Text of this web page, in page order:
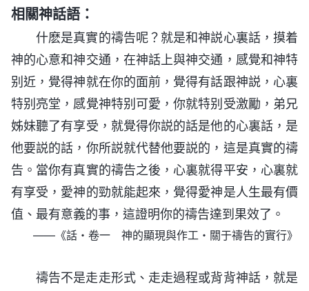
相關神話語：
什麽是真實的禱告呢？就是和神説心裏話，摸着
神的心意和神交通，在神話上與神交通，感覺和神特
别近，覺得神就在你的面前，覺得有話跟神説，心裏
特别亮堂，感覺神特别可愛，你就特别受激勵，弟兄
姊妹聽了有享受，就覺得你説的話是他的心裏話，是
他要説的話，你所説就代替他要説的，這是真實的禱
告。當你有真實的禱告之後，心裏就得平安，心裏就
有享受，愛神的勁就能起來，覺得愛神是人生最有價
值、最有意義的事，這證明你的禱告達到果效了。
——《話・卷一 神的顯現與作工・關于禱告的實行》
禱告不是走走形式、走走過程或背背神話，就是